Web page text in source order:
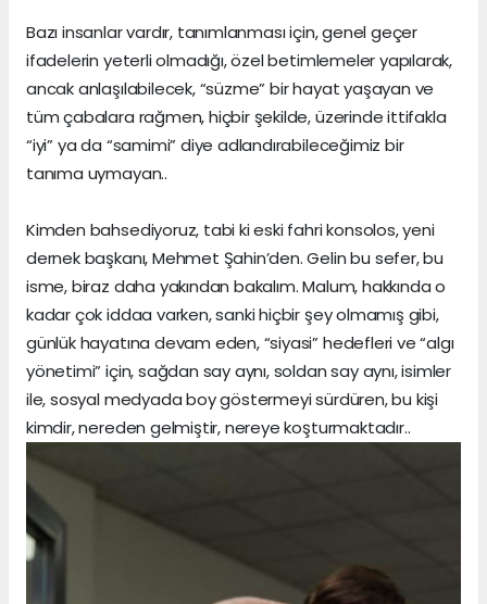
Bazı insanlar vardır, tanımlanması için, genel geçer
ifadelerin yeterli olmadığı, özel betimlemeler yapılarak,
ancak anlaşılabilecek, “süzme” bir hayat yaşayan ve
tüm çabalara rağmen, hiçbir şekilde, üzerinde ittifakla
“iyi” ya da “samimi” diye adlandırabileceğimiz bir
tanıma uymayan..
Kimden bahsediyoruz, tabi ki eski fahri konsolos, yeni
dernek başkanı, Mehmet Şahin’den. Gelin bu sefer, bu
isme, biraz daha yakından bakalım. Malum, hakkında o
kadar çok iddaa varken, sanki hiçbir şey olmamış gibi,
günlük hayatına devam eden, “siyasi” hedefleri ve “algı
yönetimi” için, sağdan say aynı, soldan say aynı, isimler
ile, sosyal medyada boy göstermeyi sürdüren, bu kişi
kimdir, nereden gelmiştir, nereye koşturmaktadır..